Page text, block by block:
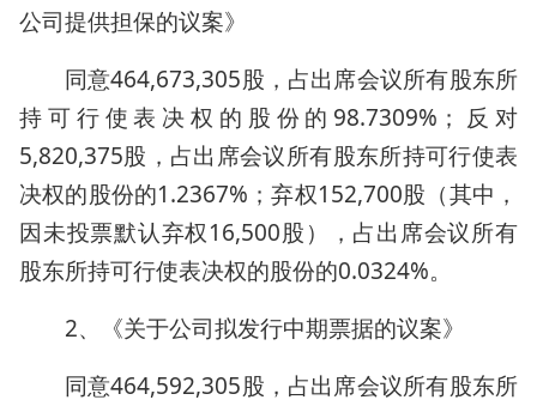
公司提供担保的议案》
同意464,673,305股，占出席会议所有股东所
持可行使表决权的股份的98.7309%；反对
5,820,375股，占出席会议所有股东所持可行使表
决权的股份的1.2367%；弃权152,700股（其中，
因未投票默认弃权16,500股），占出席会议所有
股东所持可行使表决权的股份的0.0324%。
2、《关于公司拟发行中期票据的议案》
同意464,592,305股，占出席会议所有股东所